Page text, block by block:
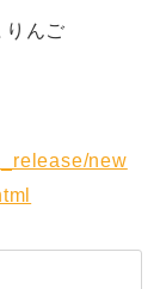
りんご
new